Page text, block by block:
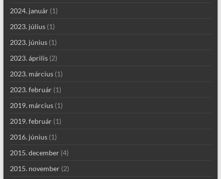
2024. január(1)
2023. július(1)
2023. június(1)
2023. április(2)
2023. március(1)
2023. február(1)
2019. március(1)
2019. február(1)
2016. június(1)
2015. december(4)
2015. november(2)